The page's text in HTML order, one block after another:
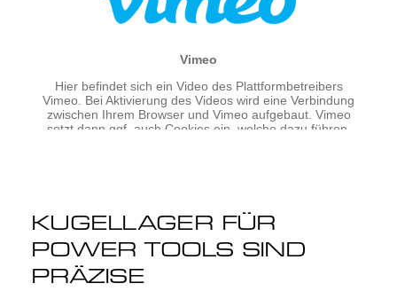
KUGELLAGER FÜR
POWER TOOLS SIND
PRÄZISE